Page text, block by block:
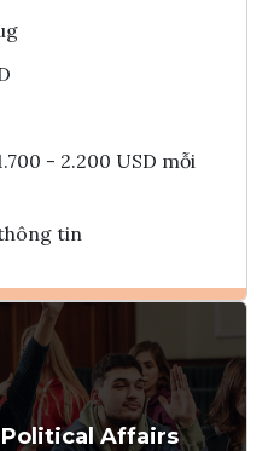
- 2.200 USD mỗi
tin
Ghi danh
Tham vấn Interlink
Affairs